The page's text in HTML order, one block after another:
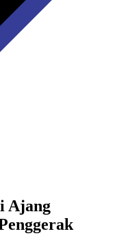
Ajang